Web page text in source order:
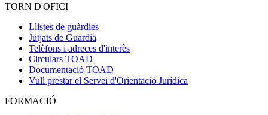
TORN D'OFICI
Llistes de guàrdies
Jutjats de Guàrdia
Telèfons i adreces d'interès
Circulars TOAD
Documentació TOAD
Vull prestar el Servei d'Orientació Jurídica
FORMACIÓ